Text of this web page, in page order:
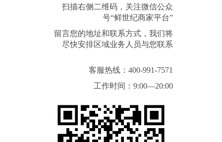
扫描右侧二维码，关注微信公众
号“鲜世纪商家平台”
留言您的地址和联系方式，我们将
尽快安排区域业务人员与您联系
客服热线：400-991-7571
工作时间：9:00—20:00